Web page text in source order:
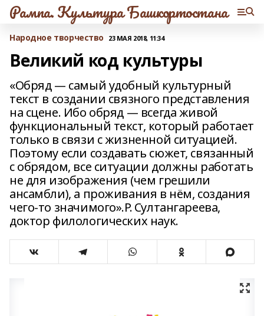
Рампа. Культура Башкортостана
Народное творчество 23 МАЯ 2018, 11:34
Великий код культуры
«Обряд — самый удобный культурный
текст в создании связного представления
на сцене. Ибо обряд — всегда живой
функциональный текст, который работает
только в связи с жизненной ситуацией.
Поэтому если создавать сюжет, связанный
с обрядом, все ситуации должны работать
не для изображения (чем грешили
ансамбли), а проживания в нём, создания
чего-то значимого».Р. Султангареева,
доктор филологических наук.